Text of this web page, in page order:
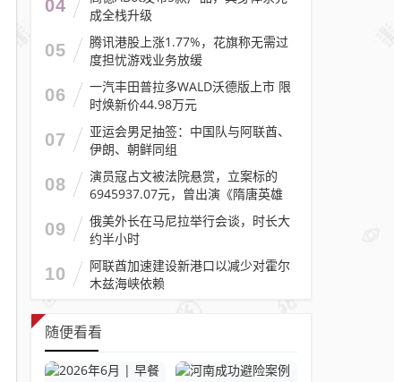
04
成全栈升级
05
腾讯港股上涨1.77%，花旗称无需过
度担忧游戏业务放缓
06
一汽丰田普拉多WALD沃德版上市 限
时焕新价44.98万元
07
亚运会男足抽签：中国队与阿联酋、
伊朗、朝鲜同组
08
演员寇占文被法院悬赏，立案标的
6945937.07元，曾出演《隋唐英雄
传》《逐玉》《镖人》等
09
俄美外长在马尼拉举行会谈，时长大
约半小时
10
阿联酋加速建设新港口以减少对霍尔
木兹海峡依赖
随便看看